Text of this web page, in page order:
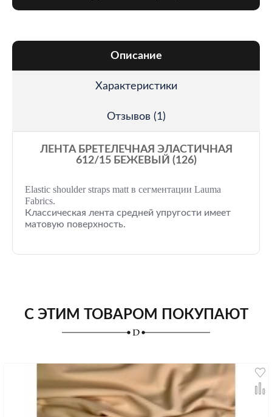
Описание
Характеристики
Отзывов (1)
ЛЕНТА БРЕТЕЛЕЧНАЯ ЭЛАСТИЧНАЯ
612/15 БЕЖЕВЫЙ (126)
Elastic shoulder straps matt в сегментации Lauma
Fabrics.
Классическая лента средней упругости имеет
матовую поверхность.
С ЭТИМ ТОВАРОМ ПОКУПАЮТ